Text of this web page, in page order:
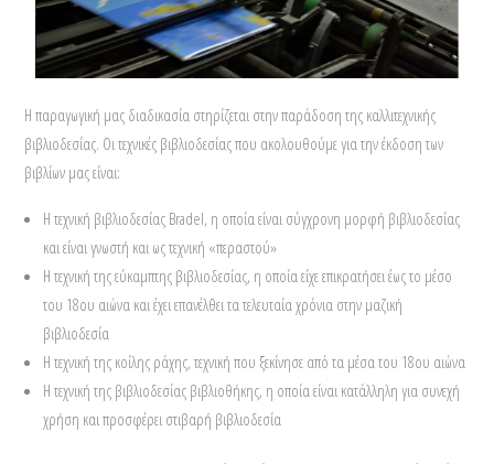
Η παραγωγική μας διαδικασία στηρίζεται στην παράδοση της καλλιτεχνικής
βιβλιοδεσίας. Οι τεχνικές βιβλιοδεσίας που ακολουθούμε για την έκδοση των
βιβλίων μας είναι:
Η τεχνική βιβλιοδεσίας Bradel, η οποία είναι σύγχρονη μορφή βιβλιοδεσίας
και είναι γνωστή και ως τεχνική «περαστού»
Η τεχνική της εύκαμπτης βιβλιοδεσίας, η οποία είχε επικρατήσει έως το μέσο
του 18ου αιώνα και έχει επανέλθει τα τελευταία χρόνια στην μαζική
βιβλιοδεσία
Η τεχνική της κοίλης ράχης, τεχνική που ξεκίνησε από τα μέσα του 18ου αιώνα
Η τεχνική της βιβλιοδεσίας βιβλιοθήκης, η οποία είναι κατάλληλη για συνεχή
χρήση και προσφέρει στιβαρή βιβλιοδεσία